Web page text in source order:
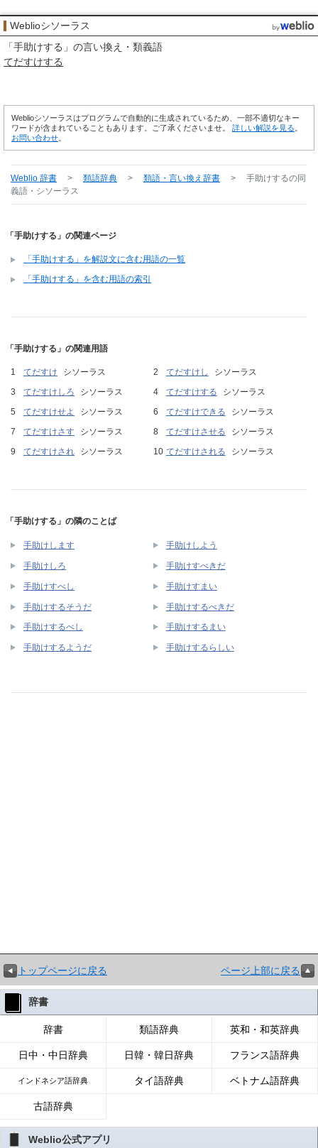
Weblioシソーラス
「手助けする 」の言い換え・類義語
てだすけする
Weblioシソーラスはプログラムで自動的に生成されているため、一部不適切なキー
ワードが含まれていることもあります。ご了承くださいませ。 詳しい解説を見る
お問い合わせ
Weblio 辞書 > 類語辞典 > 類語・言い換え辞書 > 手助けするの同
義語・シソーラス
「手助けする」の関連ページ
「手助けする」を解説文に含む用語の一覧
「手助けする」を含む用語の索引
「手助けする」の関連用語
てだすけ シソーラス てだすけし
シソーラス
てだすけしろ
シソーラス てだすけする
シソーラス
てだすけせよ
シソーラス てだすけできる
シソーラス
てだすけさす
シソーラス てだすけさせる
シソーラス
てだすけされ
シソーラス てだすけされる シソーラス
「手助けする」の隣のことば
手助けします 手助けしよう
手助けしろ 手助けすべきだ
手助けすべし 手助けすまい
手助けするそうだ 手助けするべきだ
手助けするべし 手助けするまい
手助けするようだ 手助けするらしい
トップページに戻る ページ上部に戻る
辞書
辞書 類語辞典 英和・和英辞典
日中・中日辞典 日韓・韓日辞典 フランス語辞典
インドネシア語辞典 タイ語辞典 ベトナム語辞典
古語辞典
Weblio公式アプリ